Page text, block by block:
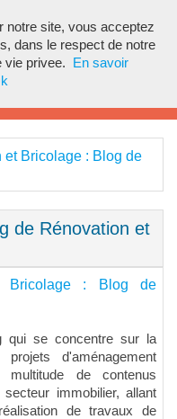
et Bricolage : Blog de
de Rénovation et
Bricolage : Blog de
qui se concentre sur la
d'aménagement
de contenus
immobilier, allant
de travaux de
notre site, vous acceptez
dans le respect de notre
vie privee.
En savoir